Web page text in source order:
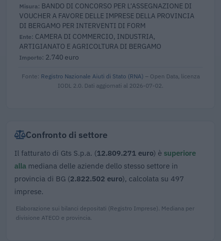
BANDO DI CONCORSO PER L’ASSEGNAZIONE DI
VOUCHER A FAVORE DELLE IMPRESE DELLA PROVINCIA
DI BERGAMO PER INTERVENTI DI FORM
CAMERA DI COMMERCIO, INDUSTRIA,
ARTIGIANATO E AGRICOLTURA DI BERGAMO
2.740 euro
Fonte: Registro Nazionale Aiuti di Stato (RNA) – Open Data, licenza
IODL 2.0. Dati aggiornati al 2026-07-02.
Confronto di settore
Il fatturato di Gts S.p.a. (12.809.271 euro) è superiore
alla mediana delle aziende dello stesso settore in
provincia di BG (2.822.502 euro), calcolata su 497
imprese.
Elaborazione sui bilanci depositati (Registro Imprese). Mediana per
divisione ATECO e provincia.